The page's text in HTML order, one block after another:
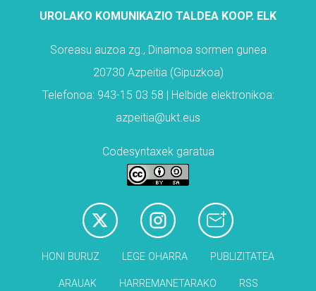
UROLAKO KOMUNIKAZIO TALDEA KOOP. ELK
Soreasu auzoa zg., Dinamoa sormen gunea
20730 Azpeitia (Gipuzkoa)
Telefonoa: 943-15 03 58 | Helbide elektronikoa:
azpeitia@ukt.eus
Codesyntaxek garatua
HONI BURUZ LEGE OHARRA PUBLIZITATEA
ARAUAK HARREMANETARAKO RSS